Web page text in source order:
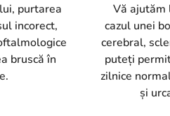
purtarea
incorect,
bruscă în
Vă ajutăm
cazul unei
cerebral,
puteți
zilnice
și